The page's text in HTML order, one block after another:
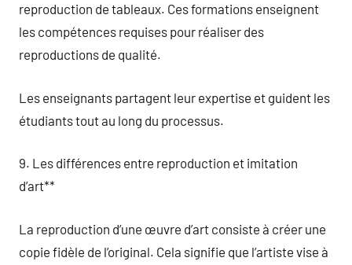
reproduction de tableaux. Ces formations enseignent
les compétences requises pour réaliser des
reproductions de qualité.
Les enseignants partagent leur expertise et guident les
étudiants tout au long du processus.
9. Les différences entre reproduction et imitation
d’art**
La reproduction d’une œuvre d’art consiste à créer une
copie fidèle de l’original. Cela signifie que l’artiste vise à